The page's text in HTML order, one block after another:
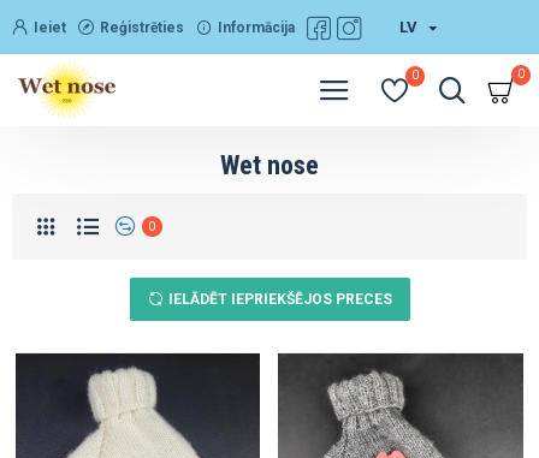
Ieiet Reģistrēties Informācija LV
0 0
Wet nose
0
IELĀDĒT IEPRIEKŠĒJOS PRECES